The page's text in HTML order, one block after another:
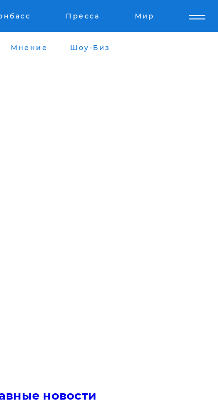
Пресса Мир
Мнение Шоу-Биз
новости